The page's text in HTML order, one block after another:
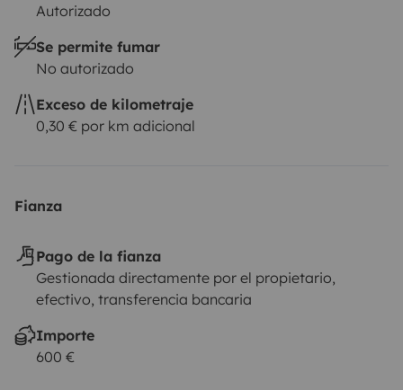
Autorizado
Se permite fumar
No autorizado
Exceso de kilometraje
0,30 € por km adicional
Fianza
Pago de la fianza
Gestionada directamente por el propietario,
efectivo, transferencia bancaria
Importe
600 €